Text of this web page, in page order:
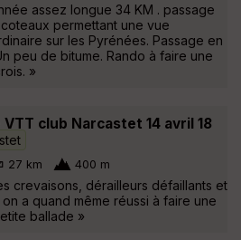
assez longue 34 KM . passage
permettant une vue
sur les Pyrénées. Passage en
peu de bitume. Rando à faire une
»
club Narcastet 14 avril 18
27 km 400 m
crevaisons, dérailleurs défaillants et
on a quand même réussi à faire une
ballade »